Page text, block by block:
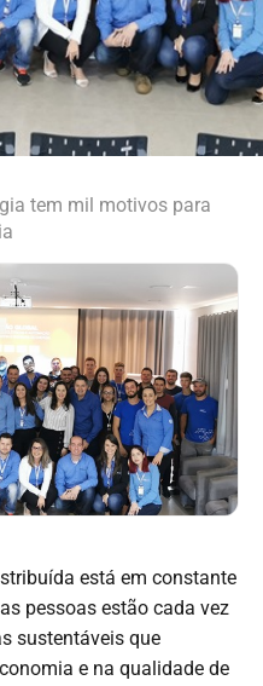
tem mil motivos para
está em constante
pessoas estão cada vez
sustentáveis que
e na qualidade de